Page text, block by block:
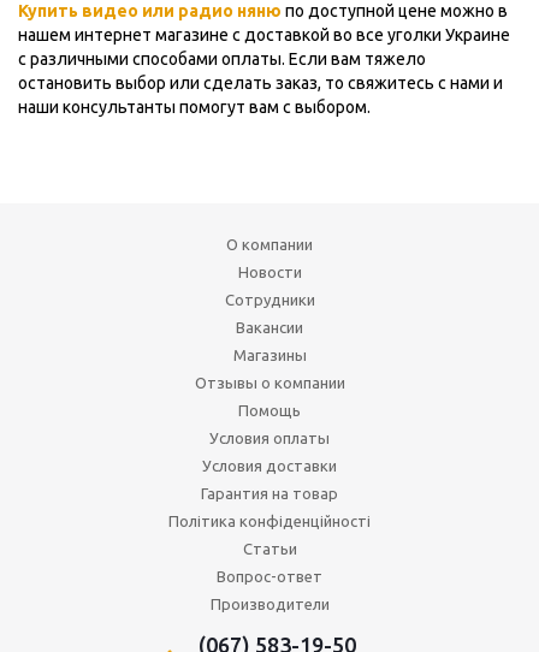
Купить видео или радио няню по доступной цене можно в
нашем интернет магазине с доставкой во все уголки Украине
с различными способами оплаты. Если вам тяжело
остановить выбор или сделать заказ, то свяжитесь с нами и
наши консультанты помогут вам с выбором.
О компании
Новости
Сотрудники
Вакансии
Магазины
Отзывы о компании
Помощь
Условия оплаты
Условия доставки
Гарантия на товар
Політика конфіденційності
Статьи
Вопрос-ответ
Производители
(067) 583-19-50